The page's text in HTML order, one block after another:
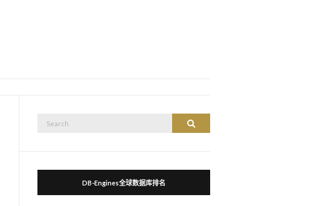
Search
DB-Engines全球数据库排名